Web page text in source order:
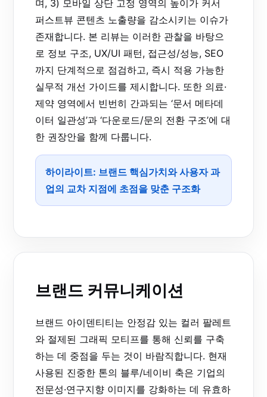
며, 3) 모바일 상단 고정 영역의 높이가 커서
퍼스트뷰 콘텐츠 노출량을 감소시키는 이슈가
존재합니다. 본 리뷰는 이러한 관찰을 바탕으
로 정보 구조, UX/UI 패턴, 접근성/성능, SEO
까지 단계적으로 점검하고, 즉시 적용 가능한
실무적 개선 가이드를 제시합니다. 또한 의료·
제약 영역에서 빈번히 간과되는 ‘문서 메타데
이터 일관성’과 ‘다운로드/문의 전환 구조’에 대
한 권장안을 함께 다룹니다.
하이라이트: 브랜드 핵심가치와 사용자 과
업의 교차 지점에 초점을 맞춘 구조화
브랜드 커뮤니케이션
브랜드 아이덴티티는 안정감 있는 컬러 팔레트
와 절제된 그래픽 모티프를 통해 신뢰를 구축
하는 데 중점을 두는 것이 바람직합니다. 현재
사용된 진중한 톤의 블루/네이비 축은 기업의
전문성·연구지향 이미지를 강화하는 데 유효하